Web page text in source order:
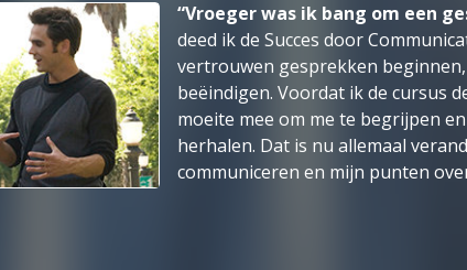
“Vroeger was ik bang om een
deed ik de Succes door
vertrouwen gesprekken
beëindigen. Voordat ik de cursus
moeite mee om me te begrijpen
herhalen. Dat is nu allemaal
communiceren en mijn punten